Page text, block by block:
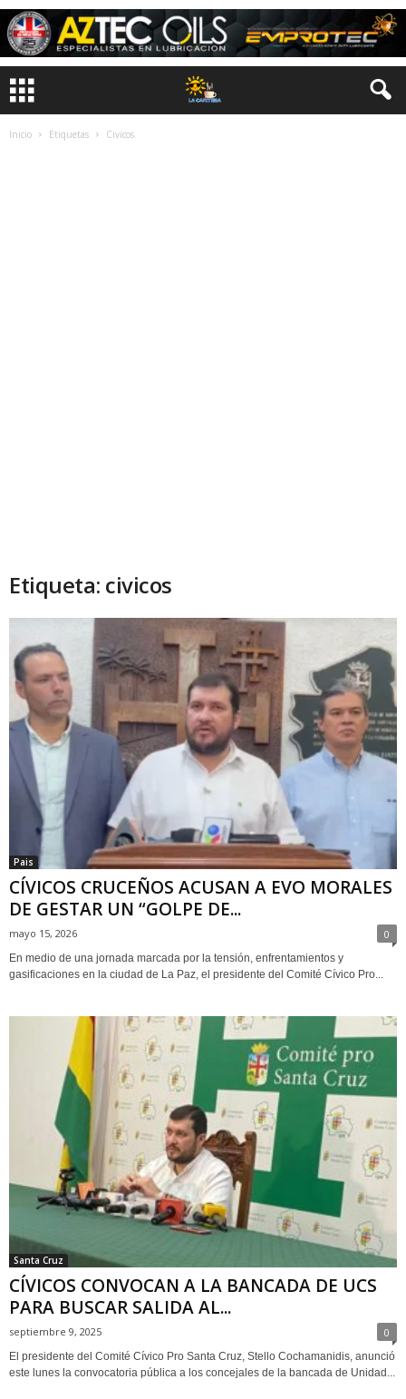
Inicio Etiquetas Civicos
Etiqueta: civicos
Pais
CÍVICOS CRUCEÑOS ACUSAN A EVO MORALES
DE GESTAR UN “GOLPE DE...
mayo 15, 2026 0
En medio de una jornada marcada por la tensión, enfrentamientos y
gasificaciones en la ciudad de La Paz, el presidente del Comité Cívico Pro...
Santa Cruz
CÍVICOS CONVOCAN A LA BANCADA DE UCS
PARA BUSCAR SALIDA AL...
septiembre 9, 2025 0
El presidente del Comité Cívico Pro Santa Cruz, Stello Cochamanidis, anunció
este lunes la convocatoria pública a los concejales de la bancada de Unidad...